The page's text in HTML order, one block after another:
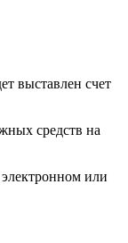
выставлен счет
средств на
или